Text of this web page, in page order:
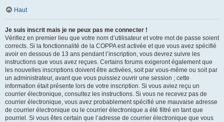
Haut
Je suis inscrit mais je ne peux pas me connecter !
Vérifiez en premier lieu que votre nom d’utilisateur et votre mot de passe soient
corrects. Si la fonctionnalité de la COPPA est activée et que vous avez spécifié
avoir en dessous de 13 ans pendant l’inscription, vous devrez suivre les
instructions que vous avez reçues. Certains forums exigeront également que
les nouvelles inscriptions doivent être activées, soit par vous-même ou soit par
un administrateur, avant que vous puissiez ouvrir une session ; cette
information était présente lors de votre inscription. Si vous aviez reçu un
courrier électronique, consultez les instructions. Si vous ne recevez pas de
courrier électronique, vous avez probablement spécifié une mauvaise adresse
de courrier électronique ou le courrier électronique a été filtré en tant que
pourriel. Si vous êtes certain que l’adresse de courrier électronique que vous